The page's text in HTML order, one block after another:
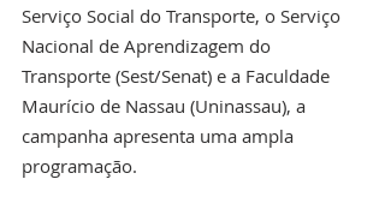
Serviço Social do Transporte, o Serviço
Nacional de Aprendizagem do
Transporte (Sest/Senat) e a Faculdade
Maurício de Nassau (Uninassau), a
campanha apresenta uma ampla
programação.